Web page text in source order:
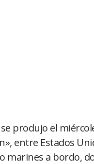
se produjo el
entre Estados
marines a bordo,